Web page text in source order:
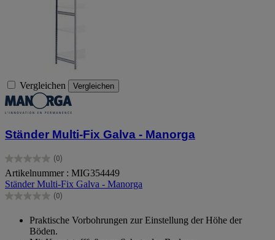
Vergleichen Vergleichen
Ständer Multi-Fix Galva - Manorga
(0)
0.0
von
5
Sternen.
Artikelnummer : MIG354449
Ständer Multi-Fix Galva - Manorga
(0)
0.0
Sternen.
Praktische Vorbohrungen zur Einstellung der Höhe der
Böden.